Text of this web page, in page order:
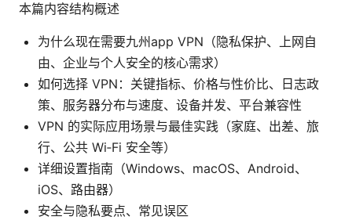
本篇内容结构概述
为什么现在需要九州app VPN（隐私保护、上网自
由、企业与个人安全的核心需求）
如何选择 VPN：关键指标、价格与性价比、日志政
策、服务器分布与速度、设备并发、平台兼容性
VPN 的实际应用场景与最佳实践（家庭、出差、旅
行、公共 Wi‑Fi 安全等）
详细设置指南（Windows、macOS、Android、
iOS、路由器）
安全与隐私要点、常见误区